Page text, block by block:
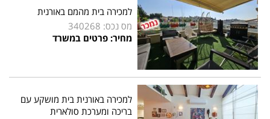
למכירה בית מהמם באורנית
מס נכס: 340268
מחיר: פרטים במשרד
למכירה באורנית בית מושקע עם
בריכה ומערכת סולארית